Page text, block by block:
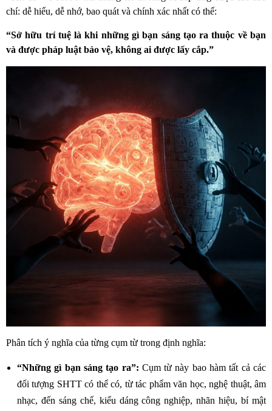
chí: dễ hiểu, dễ nhớ, bao quát và chính xác nhất có thể:
“Sở hữu trí tuệ là khi những gì bạn sáng tạo ra thuộc về bạn
và được pháp luật bảo vệ, không ai được lấy cắp.”
Phân tích ý nghĩa của từng cụm từ trong định nghĩa:
“Những gì bạn sáng tạo ra”: Cụm từ này bao hàm tất cả các
đối tượng SHTT có thể có, từ tác phẩm văn học, nghệ thuật, âm
nhạc, đến sáng chế, kiểu dáng công nghiệp, nhãn hiệu, bí mật